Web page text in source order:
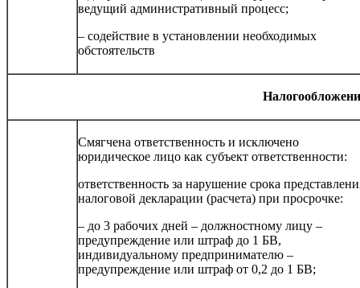
ведущий административный процесс;
– содействие в установлении необходимых
обстоятельств
Смягчена ответственность и исключено
юридическое лицо как субъект ответственности:
ответственность за нарушение срока
налоговой декларации (расчета) при просрочке:
– до 3 рабочих дней – должностному лицу –
предупреждение или штраф до 1 БВ,
индивидуальному предпринимателю –
предупреждение или штраф от 0,2 до 1 БВ;